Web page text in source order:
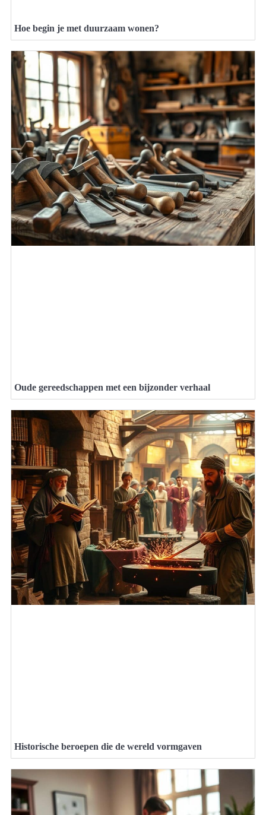
Hoe begin je met duurzaam wonen?
Oude gereedschappen met een bijzonder verhaal
Historische beroepen die de wereld vormgaven